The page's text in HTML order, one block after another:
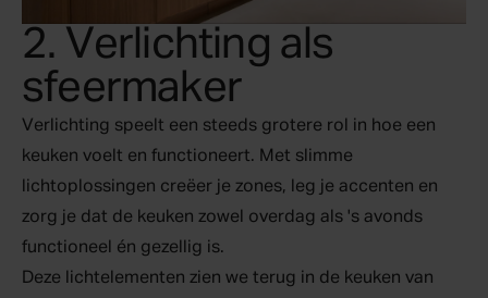
2. Verlichting als
sfeermaker
Verlichting speelt een steeds grotere rol in hoe een
keuken voelt en functioneert. Met slimme
lichtoplossingen creëer je zones, leg je accenten en
zorg je dat de keuken zowel overdag als 's avonds
functioneel én gezellig is.
Deze lichtelementen zien we terug in de keuken van